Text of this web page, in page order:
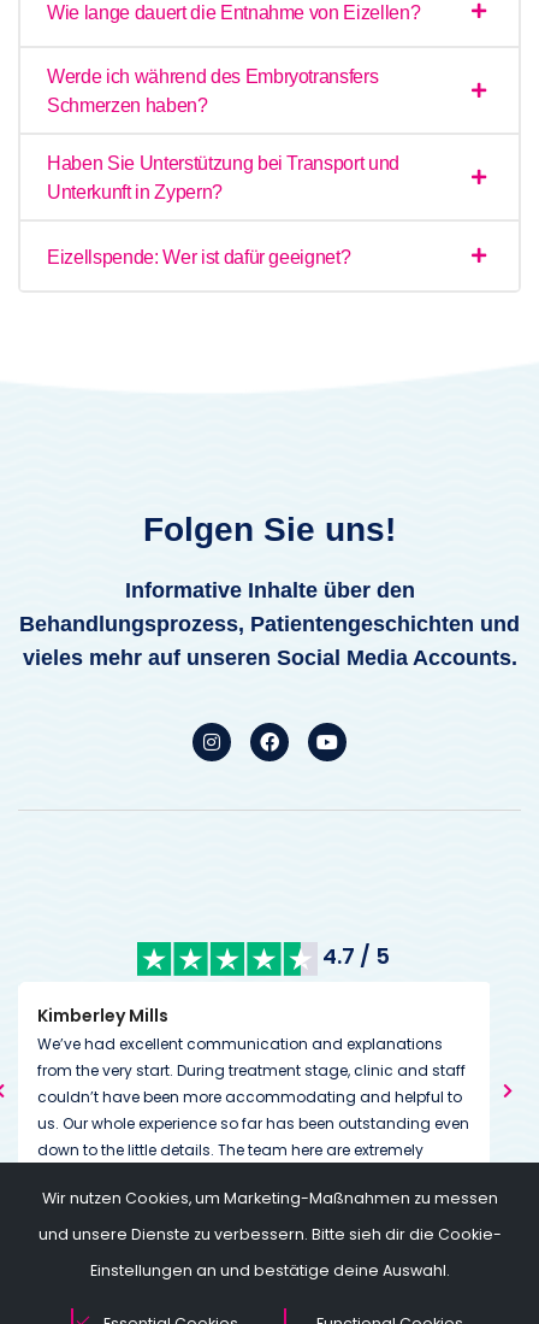
Wie lange dauert die Entnahme von Eizellen?
Werde ich während des Embryotransfers
Schmerzen haben?
Haben Sie Unterstützung bei Transport und
Unterkunft in Zypern?
Eizellspende: Wer ist dafür geeignet?
Folgen Sie uns!
Informative Inhalte über den
Behandlungsprozess, Patientengeschichten und
vieles mehr auf unseren Social Media Accounts.
4.7 / 5
Kimberley Mills
We’ve had excellent communication and explanations
from the very start. During treatment stage, clinic and staff
couldn’t have been more accommodating and helpful to
us. Our whole experience so far has been outstanding even
down to the little details. The team here are extremely
going above and beyond expectations. Always on the end
of a message or call if needed.
Wir nutzen Cookies, um Marketing-Maßnahmen zu messen
und unsere Dienste zu verbessern. Bitte sieh dir die Cookie-
Einstellungen an und bestätige deine Auswahl.